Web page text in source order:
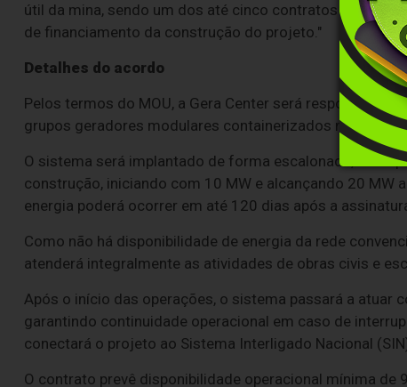
útil da mina, sendo um dos até cinco contratos BOOT
de financiamento da construção do projeto."
Detalhes do acordo
Pelos termos do MOU, a Gera Center será responsável
grupos geradores modulares containerizados movidos
O sistema será implantado de forma escalonada,
construção, iniciando com 10 MW e alcançando 20
energia poderá ocorrer em até 120 dias após a
Como não há disponibilidade de energia da rede
atenderá integralmente as atividades de obras civis e
Após o início das operações, o sistema passará a atuar
garantindo continuidade operacional em caso de
conectará o projeto ao Sistema Interligado Nacional
O contrato prevê disponibilidade operacional mínima